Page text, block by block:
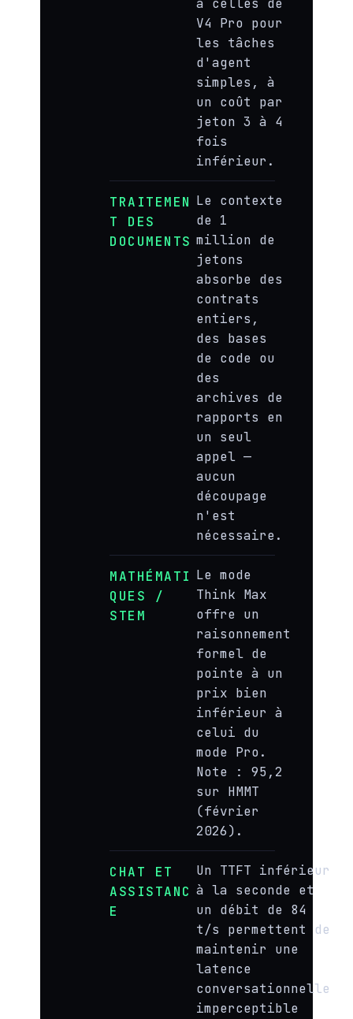
à celles de
V4 Pro pour
les tâches
d'agent
simples, à
un coût par
jeton 3 à 4
fois
inférieur.
TRAITEMEN
T DES
DOCUMENTS
Le contexte
de 1
million de
jetons
absorbe des
contrats
entiers,
des bases
de code ou
des
archives de
rapports en
un seul
appel —
aucun
découpage
n'est
nécessaire.
MATHÉMATI
QUES /
STEM
Le mode
Think Max
offre un
raisonnement
formel de
pointe à un
prix bien
inférieur à
celui du
mode Pro.
Note : 95,2
sur HMMT
(février
2026).
CHAT ET
ASSISTANC
E
Un TTFT inférieur
à la seconde et
un débit de 84
t/s permettent de
maintenir une
latence
conversationnelle
imperceptible